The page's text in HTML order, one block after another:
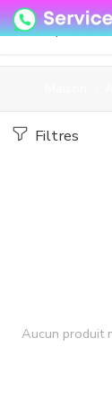
Filtres
Aucun produit